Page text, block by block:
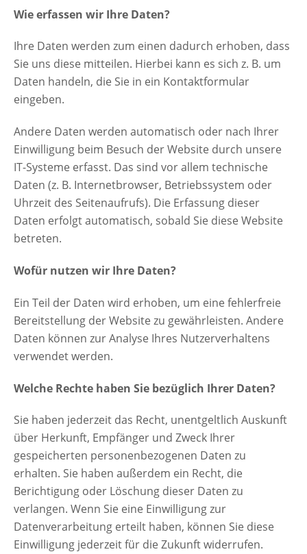
Wie erfassen wir Ihre Daten?
Ihre Daten werden zum einen dadurch erhoben, dass
Sie uns diese mitteilen. Hierbei kann es sich z. B. um
Daten handeln, die Sie in ein Kontaktformular
eingeben.
Andere Daten werden automatisch oder nach Ihrer
Einwilligung beim Besuch der Website durch unsere
IT-Systeme erfasst. Das sind vor allem technische
Daten (z. B. Internetbrowser, Betriebssystem oder
Uhrzeit des Seitenaufrufs). Die Erfassung dieser
Daten erfolgt automatisch, sobald Sie diese Website
betreten.
Wofür nutzen wir Ihre Daten?
Ein Teil der Daten wird erhoben, um eine fehlerfreie
Bereitstellung der Website zu gewährleisten. Andere
Daten können zur Analyse Ihres Nutzerverhaltens
verwendet werden.
Welche Rechte haben Sie bezüglich Ihrer Daten?
Sie haben jederzeit das Recht, unentgeltlich Auskunft
über Herkunft, Empfänger und Zweck Ihrer
gespeicherten personenbezogenen Daten zu
erhalten. Sie haben außerdem ein Recht, die
Berichtigung oder Löschung dieser Daten zu
verlangen. Wenn Sie eine Einwilligung zur
Datenverarbeitung erteilt haben, können Sie diese
Einwilligung jederzeit für die Zukunft widerrufen.